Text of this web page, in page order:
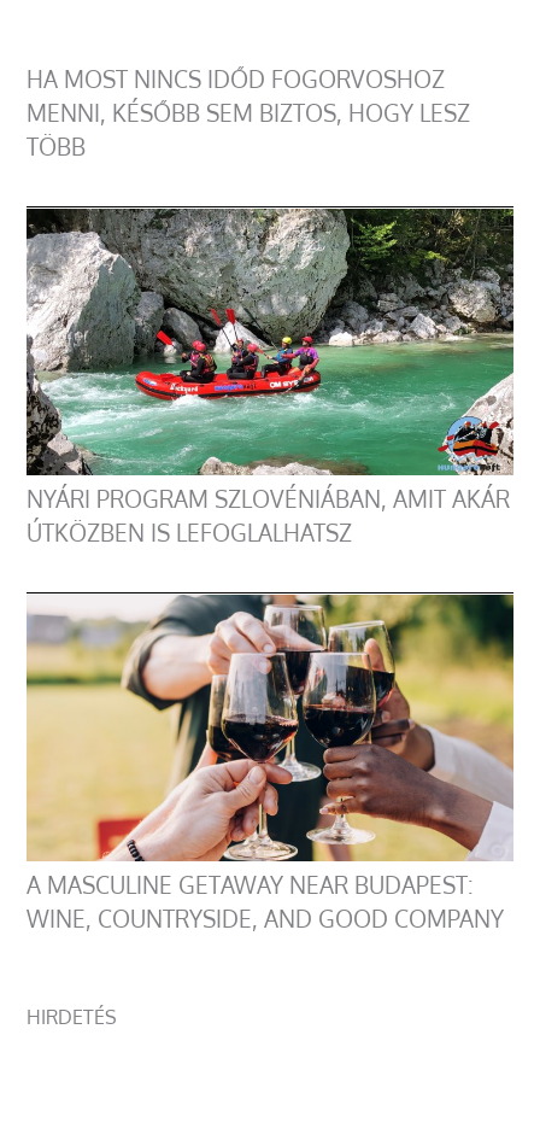
HA MOST NINCS IDŐD FOGORVOSHOZ
MENNI, KÉSŐBB SEM BIZTOS, HOGY LESZ
TÖBB
NYÁRI PROGRAM SZLOVÉNIÁBAN, AMIT AKÁR
ÚTKÖZBEN IS LEFOGLALHATSZ
A MASCULINE GETAWAY NEAR BUDAPEST:
WINE, COUNTRYSIDE, AND GOOD COMPANY
HIRDETÉS